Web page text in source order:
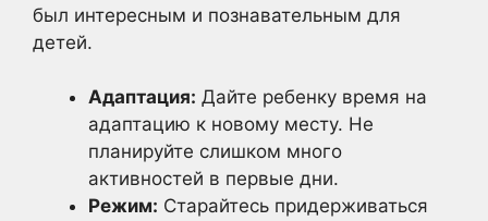
был интересным и познавательным для
детей.
Адаптация: Дайте ребенку время на
адаптацию к новому месту. Не
планируйте слишком много
активностей в первые дни.
Режим: Старайтесь придерживаться